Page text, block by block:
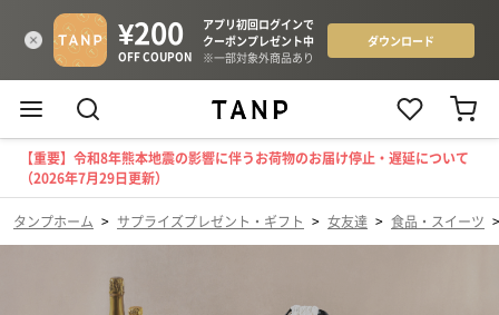
【重要】令和8年熊本地震の影響に伴うお荷物のお届け停止・遅延について
（2026年7月29日更新）
タンプホーム > サプライズプレゼント・ギフト > 女友達 > 食品・スイーツ